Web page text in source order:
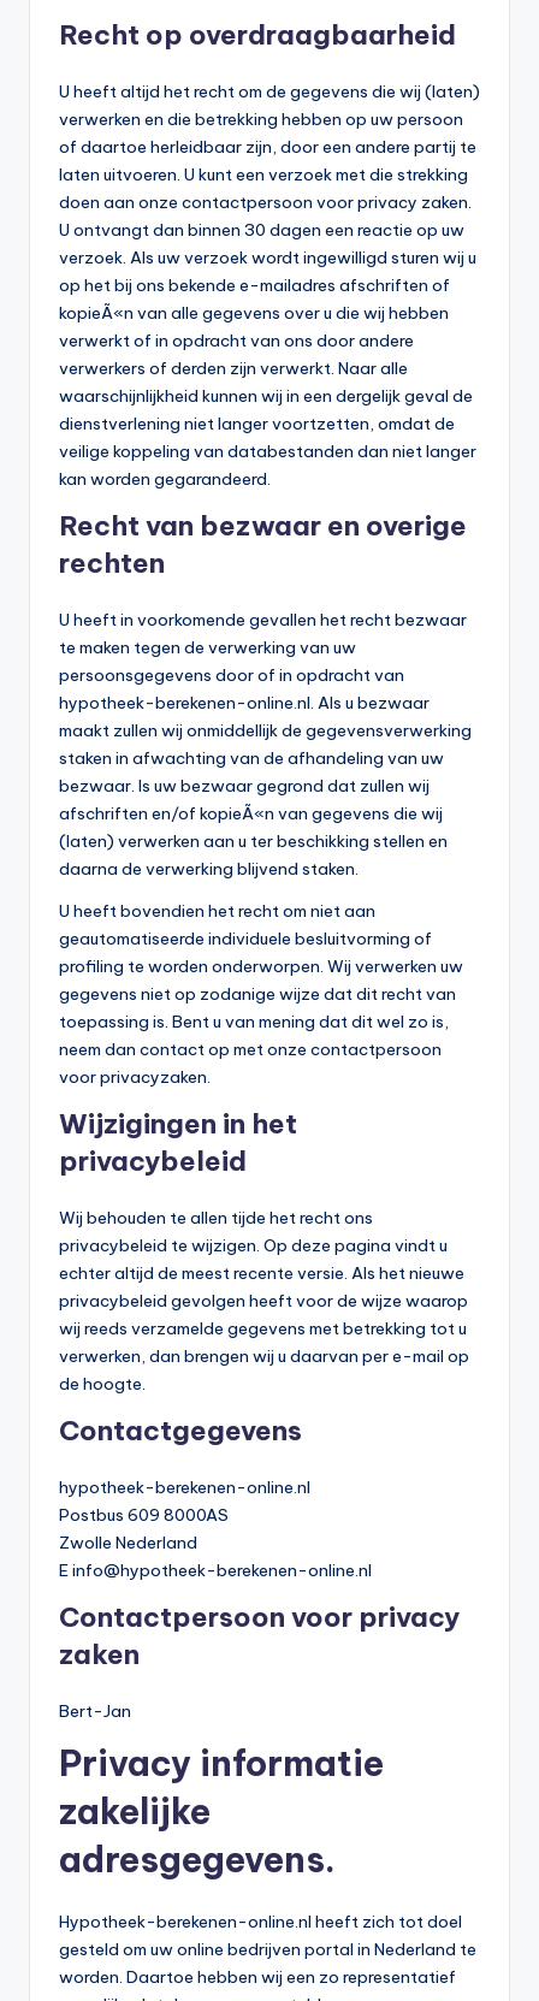
Recht op overdraagbaarheid
U heeft altijd het recht om de gegevens die wij (laten)
verwerken en die betrekking hebben op uw persoon
of daartoe herleidbaar zijn, door een andere partij te
laten uitvoeren. U kunt een verzoek met die strekking
doen aan onze contactpersoon voor privacy zaken.
U ontvangt dan binnen 30 dagen een reactie op uw
verzoek. Als uw verzoek wordt ingewilligd sturen wij u
op het bij ons bekende e-mailadres afschriften of
kopieÃ«n van alle gegevens over u die wij hebben
verwerkt of in opdracht van ons door andere
verwerkers of derden zijn verwerkt. Naar alle
waarschijnlijkheid kunnen wij in een dergelijk geval de
dienstverlening niet langer voortzetten, omdat de
veilige koppeling van databestanden dan niet langer
kan worden gegarandeerd.
Recht van bezwaar en overige
rechten
U heeft in voorkomende gevallen het recht bezwaar
te maken tegen de verwerking van uw
persoonsgegevens door of in opdracht van
hypotheek-berekenen-online.nl. Als u bezwaar
maakt zullen wij onmiddellijk de gegevensverwerking
staken in afwachting van de afhandeling van uw
bezwaar. Is uw bezwaar gegrond dat zullen wij
afschriften en/of kopieÃ«n van gegevens die wij
(laten) verwerken aan u ter beschikking stellen en
daarna de verwerking blijvend staken.
U heeft bovendien het recht om niet aan
geautomatiseerde individuele besluitvorming of
profiling te worden onderworpen. Wij verwerken uw
gegevens niet op zodanige wijze dat dit recht van
toepassing is. Bent u van mening dat dit wel zo is,
neem dan contact op met onze contactpersoon
voor privacyzaken.
Wijzigingen in het
privacybeleid
Wij behouden te allen tijde het recht ons
privacybeleid te wijzigen. Op deze pagina vindt u
echter altijd de meest recente versie. Als het nieuwe
privacybeleid gevolgen heeft voor de wijze waarop
wij reeds verzamelde gegevens met betrekking tot u
verwerken, dan brengen wij u daarvan per e-mail op
de hoogte.
Contactgegevens
hypotheek-berekenen-online.nl
Postbus 609 8000AS
Zwolle Nederland
Einfo@hypotheek-berekenen-online.nl
Contactpersoon voor privacy
zaken
Bert-Jan
Privacy informatie
zakelijke
adresgegevens.
Hypotheek-berekenen-online.nl heeft zich tot doel
gesteld om uw online bedrijven portal in Nederland te
worden. Daartoe hebben wij een zo representatief